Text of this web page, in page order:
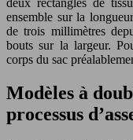
deux rectangles de
ensemble sur la
de trois millimètres
bouts sur la largeur.
corps du sac
Modèles à
processus